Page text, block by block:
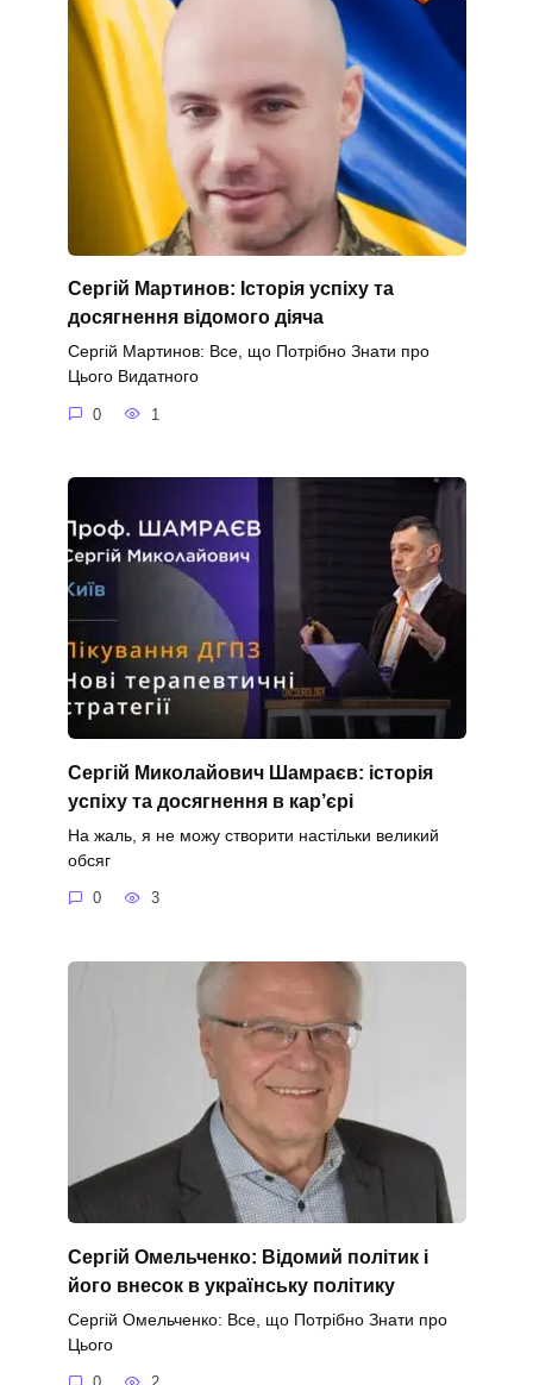
Сергій Мартинов: Історія успіху та
досягнення відомого діяча
Сергій Мартинов: Все, що Потрібно Знати про
Цього Видатного
0 1
Сергій Миколайович Шамраєв: історія
успіху та досягнення в кар’єрі
На жаль, я не можу створити настільки великий
обсяг
0 3
Сергій Омельченко: Відомий політик і
його внесок в українську політику
Сергій Омельченко: Все, що Потрібно Знати про
Цього